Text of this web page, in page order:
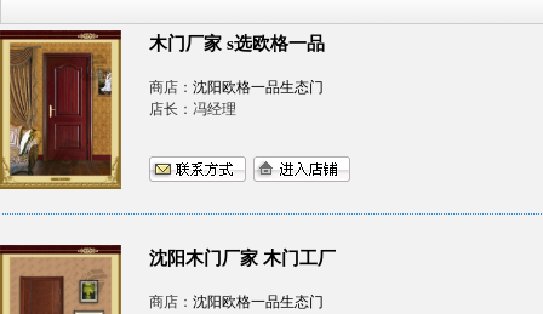
木门厂家 s选欧格一品
商店： 沈阳欧格一品生态门
店长：冯经理
沈阳木门厂家 木门工厂
商店： 沈阳欧格一品生态门